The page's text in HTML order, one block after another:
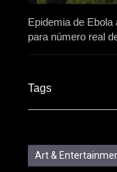
Epidemia de
para número real
Tags
Art &